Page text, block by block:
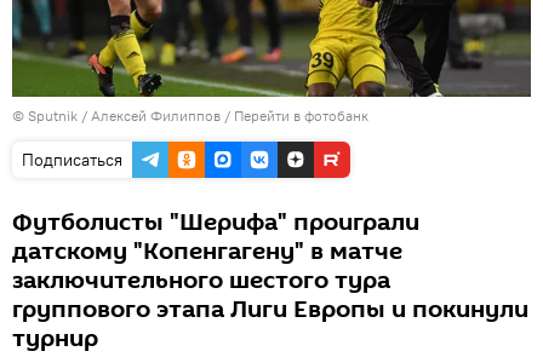
© Sputnik / Алексей Филиппов / Перейти в фотобанк
Подписаться
Футболисты "Шерифа" проиграли
датскому "Копенгагену" в матче
заключительного шестого тура
группового этапа Лиги Европы и покинули
турнир